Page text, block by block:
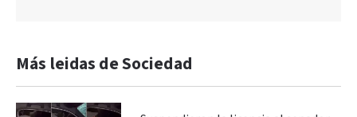
Más leidas de Sociedad